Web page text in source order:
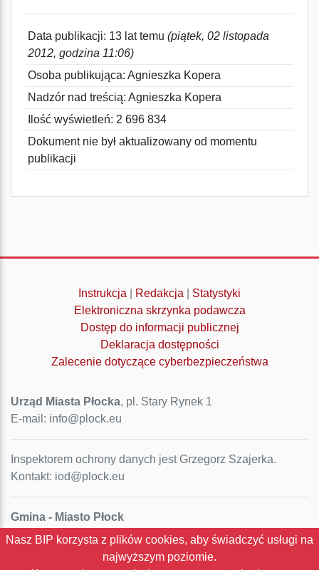
Data publikacji: 13 lat temu (piątek, 02 listopada
2012, godzina 11:06)
Osoba publikująca: Agnieszka Kopera
Nadzór nad treścią: Agnieszka Kopera
Ilość wyświetleń: 2 696 834
Dokument nie był aktualizowany od momentu
publikacji
Instrukcja Redakcja
Statystyki
Elektroniczna skrzynka podawcza
Dostęp do informacji publicznej
Deklaracja dostępności
Zalecenie dotyczące cyberbezpieczeństwa
Urząd Miasta Płocka, pl. Stary Rynek 1
E-mail: info@plock.eu
Inspektorem ochrony danych jest Grzegorz Szajerka.
Kontakt: iod@plock.eu
Gmina - Miasto Płock
Pl. Stary Rynek 1
Nasz BIP korzysta z plików cookies, aby świadczyć usługi na
najwyższym poziomie.